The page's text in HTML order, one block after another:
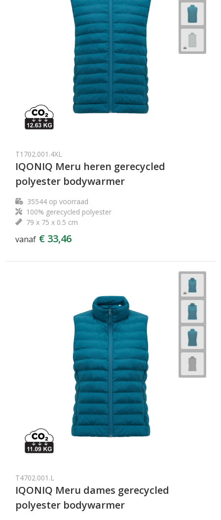
T1702.001.4XL
IQONIQ Meru heren gerecycled
polyester bodywarmer
35544op voorraad
100% gerecycled polyester
79 x 75 x 0.5 cm
vanaf € 33,46
T4702.001.L
IQONIQ Meru dames gerecycled
polyester bodywarmer